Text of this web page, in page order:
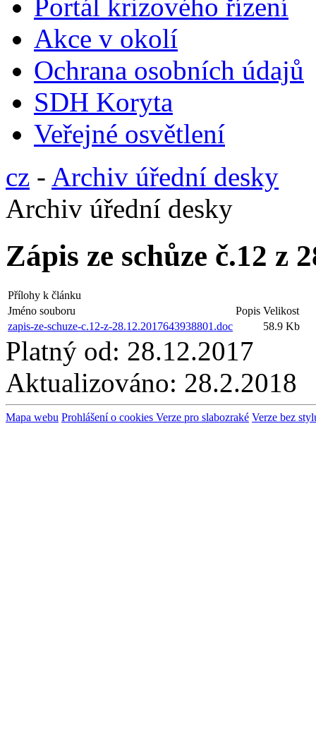
Portál krizového řízení
Akce v okolí
Ochrana osobních údajů
SDH Koryta
Veřejné osvětlení
cz - Archiv úřední desky
Archiv úřední desky
Zápis ze schůze č.12 z
Přílohy k článku
Jméno souboru
Popis Velikost
zapis-ze-schuze-c.12-z-28.12.2017643938801.doc
58.9 Kb
Platný od: 28.12.2017
Aktualizováno: 28.2.2018
Mapa webu Prohlášení o cookies Verze pro slabozraké Verze bez